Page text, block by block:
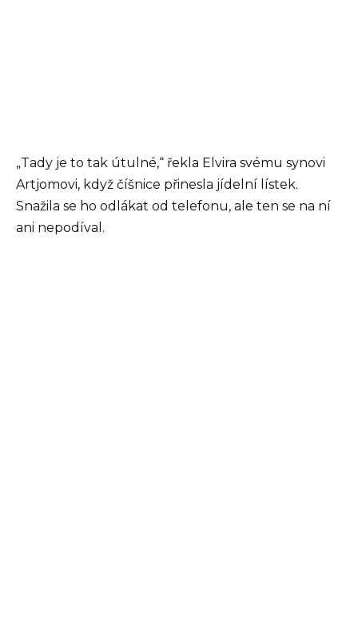
„Tady je to tak útulné,“ řekla Elvira svému synovi
Artjomovi, když číšnice přinesla jídelní lístek.
Snažila se ho odlákat od telefonu, ale ten se na ní
ani nepodíval.